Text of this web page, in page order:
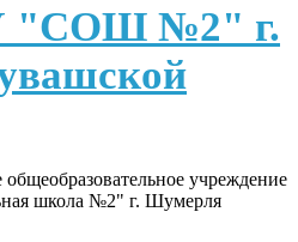
"СОШ №2" г.
учреждение
школа №2" г. Шумерля